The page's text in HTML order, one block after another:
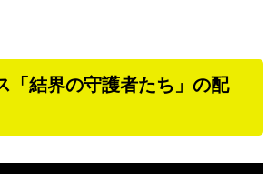
「結界の守護者たち」の配